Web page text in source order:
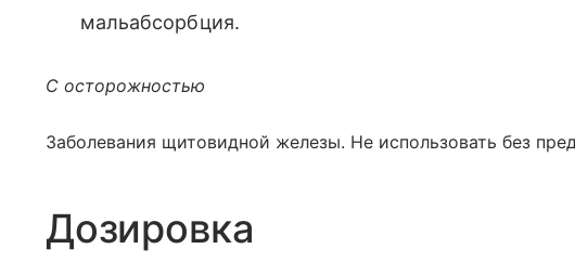
мальабсорбция.
С осторожностью
Заболевания щитовидной железы. Не использовать без
Дозировка